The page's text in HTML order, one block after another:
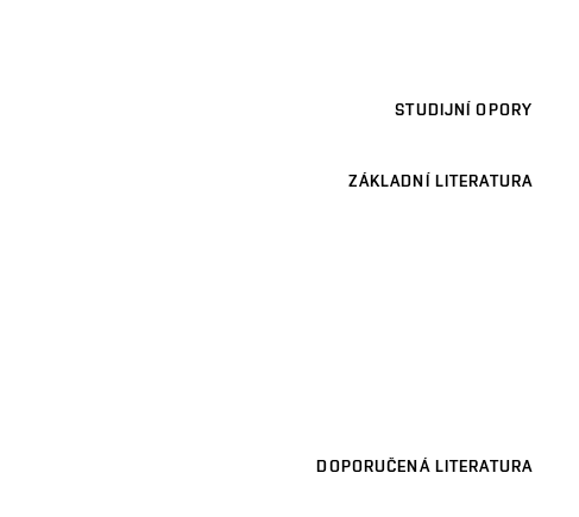
STUDIJNÍ OPORY
ZÁKLADNÍ LITERATURA
DOPORUČENÁ LITERATURA